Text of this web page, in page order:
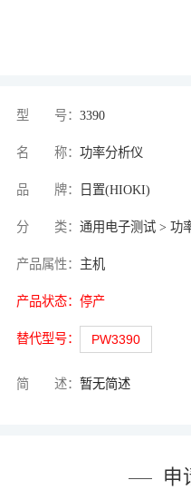
型 号： 3390
名 称： 功率分析仪
品 牌： 日置(HIOKI)
分 类： 通用电子测试 > 功
产品属性： 主机
产品状态： 停产
替代型号： PW3390
简 述： 暂无简述
申